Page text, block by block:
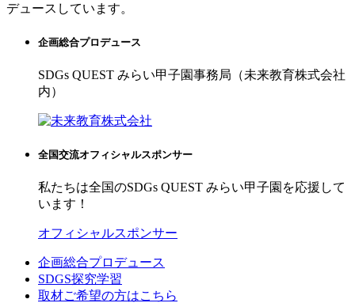
デュースしています。
企画総合プロデュース
SDGs QUEST みらい甲子園事務局（未来教育株式会社
内）
全国交流オフィシャルスポンサー
私たちは全国のSDGs QUEST みらい甲子園を応援して
います！
オフィシャルスポンサー
企画総合プロデュース
SDGS探究学習
取材ご希望の方はこちら